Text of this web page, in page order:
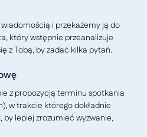
i przekażemy ją do
który wstępnie przeanalizuje
z Tobą, by zadać kilka pytań.
z propozycją terminu spotkania
w trakcie którego dokładnie
lepiej zrozumieć wyzwanie,